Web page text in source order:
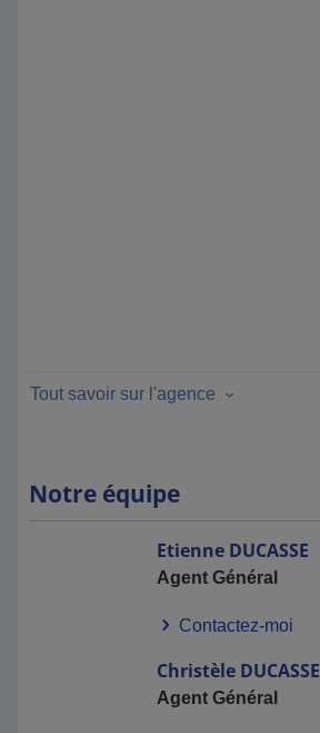
Tout savoir sur l'agence
Notre équipe
Etienne DUCASSE
Agent Général
Contactez-moi
Christèle DUCASSE
Agent Général